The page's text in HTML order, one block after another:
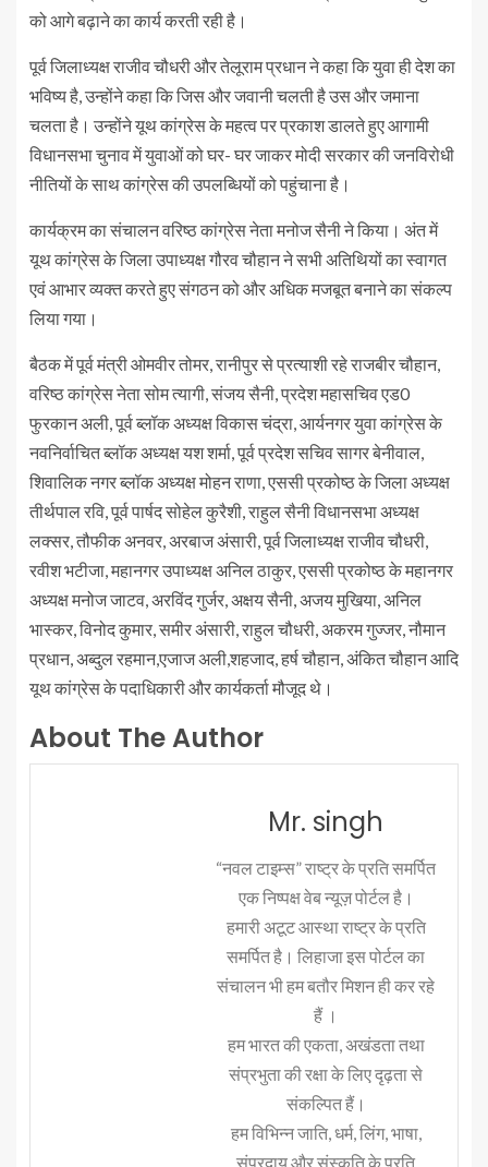
को आगे बढ़ाने का कार्य करती रही है।
पूर्व जिलाध्यक्ष राजीव चौधरी और तेलूराम प्रधान ने कहा कि युवा ही देश का
भविष्य है, उन्होंने कहा कि जिस और जवानी चलती है उस और जमाना
चलता है। उन्होंने यूथ कांग्रेस के महत्व पर प्रकाश डालते हुए आगामी
विधानसभा चुनाव में युवाओं को घर- घर जाकर मोदी सरकार की जनविरोधी
नीतियों के साथ कांग्रेस की उपलब्धियों को पहुंचाना है।
कार्यक्रम का संचालन वरिष्ठ कांग्रेस नेता मनोज सैनी ने किया। अंत में
यूथ कांग्रेस के जिला उपाध्यक्ष गौरव चौहान ने सभी अतिथियों का स्वागत
एवं आभार व्यक्त करते हुए संगठन को और अधिक मजबूत बनाने का संकल्प
लिया गया।
बैठक में पूर्व मंत्री ओमवीर तोमर, रानीपुर से प्रत्याशी रहे राजबीर चौहान,
वरिष्ठ कांग्रेस नेता सोम त्यागी, संजय सैनी, प्रदेश महासचिव एड0
फुरकान अली, पूर्व ब्लॉक अध्यक्ष विकास चंद्रा, आर्यनगर युवा कांग्रेस के
नवनिर्वाचित ब्लॉक अध्यक्ष यश शर्मा, पूर्व प्रदेश सचिव सागर बेनीवाल,
शिवालिक नगर ब्लॉक अध्यक्ष मोहन राणा, एससी प्रकोष्ठ के जिला अध्यक्ष
तीर्थपाल रवि, पूर्व पार्षद सोहेल कुरैशी, राहुल सैनी विधानसभा अध्यक्ष
लक्सर, तौफीक अनवर, अरबाज अंसारी, पूर्व जिलाध्यक्ष राजीव चौधरी,
रवीश भटीजा, महानगर उपाध्यक्ष अनिल ठाकुर, एससी प्रकोष्ठ के महानगर
अध्यक्ष मनोज जाटव, अरविंद गुर्जर, अक्षय सैनी, अजय मुखिया, अनिल
भास्कर, विनोद कुमार, समीर अंसारी, राहुल चौधरी, अकरम गुज्जर, नौमान
प्रधान, अब्दुल रहमान,एजाज अली,शहजाद, हर्ष चौहान, अंकित चौहान आदि
यूथ कांग्रेस के पदाधिकारी और कार्यकर्ता मौजूद थे।
About The Author
Mr. singh
“नवल टाइम्स” राष्ट्र के प्रति समर्पित
एक निष्पक्ष वेब न्यूज़ पोर्टल है।
हमारी अटूट आस्था राष्ट्र के प्रति
समर्पित है। लिहाजा इस पोर्टल का
संचालन भी हम बतौर मिशन ही कर रहे
हैं ।
हम भारत की एकता, अखंडता तथा
संप्रभुता की रक्षा के लिए दृढ़ता से
संकल्पित हैं।
हम विभिन्न जाति, धर्म, लिंग, भाषा,
संप्रदाय और संस्कृति के प्रति